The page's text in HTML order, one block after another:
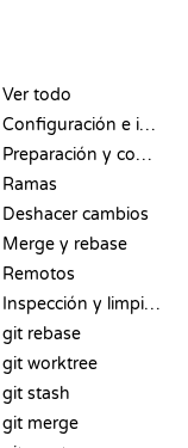
Ver todo
Configuración e inicio
Preparación y commit
Ramas
Deshacer cambios
Merge y rebase
Remotos
Inspección y limpieza
git rebase
git worktree
git stash
git merge